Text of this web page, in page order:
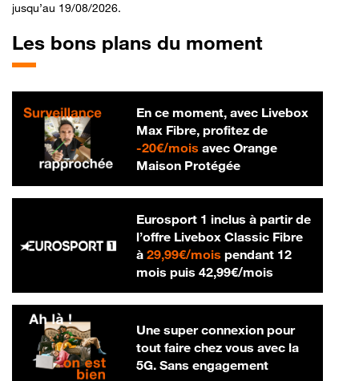
jusqu’au 19/08/2026.
Les bons plans du moment
En ce moment, avec Livebox
Max Fibre, profitez de
-20€/mois20 € par mois
avec Orange
Maison Protégée
Eurosport 1 inclus à partir de
l’offre Livebox Classic Fibre
à 29,99€/mois29,99 € par mois
pendant 12
mois puis 42,99€/mois42,99 € par
Une super connexion pour
tout faire chez vous avec la
5G. Sans engagement